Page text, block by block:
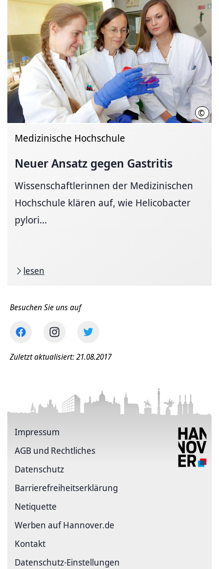
©
Medizinische Hochschule
Neuer Ansatz gegen Gastritis
Wissenschaftlerinnen der Medizinischen
Hochschule klären auf, wie Helicobacter
pylori...
lesen
Besuchen Sie uns auf
Zuletzt aktualisiert: 21.08.2017
Impressum
AGB und Rechtliches
Datenschutz
Barriere­freiheits­erklärung
Netiquette
Werben auf Hannover.de
Kontakt
Datenschutz-Einstellungen